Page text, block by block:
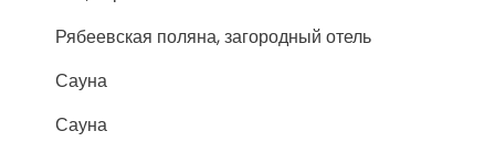
Рябеевская поляна, загородный отель
Сауна
Сауна